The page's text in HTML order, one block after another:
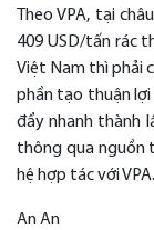
Theo VPA, tại
409 USD/tấn rác
Việt Nam thì phải
phần tạo thuận lợi
đẩy nhanh thành
thông qua nguồn
hệ hợp tác với VPA.
An An